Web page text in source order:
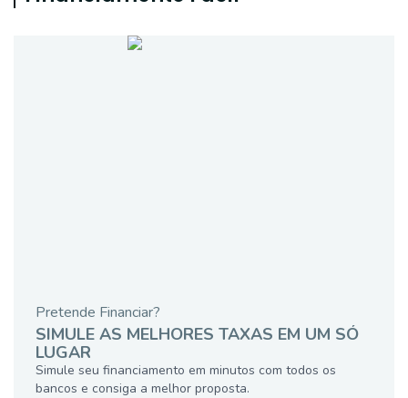
Pretende Financiar?
SIMULE AS MELHORES TAXAS EM UM SÓ
LUGAR
Simule seu financiamento em minutos com todos os
bancos e consiga a melhor proposta.